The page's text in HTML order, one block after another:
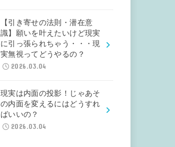
【引き寄せの法則・潜在意
識】願いを叶えたいけど現実
に引っ張られちゃう・・・現
実無視ってどうやるの？
2026.03.04
現実は内面の投影！じゃあそ
の内面を変えるにはどうすれ
ばいいの？
2026.03.04